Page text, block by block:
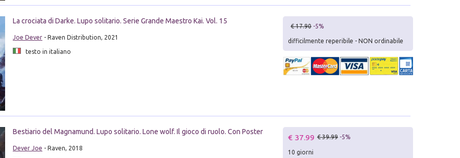
La crociata di Darke. Lupo solitario. Serie Grande Maestro Kai. Vol. 15
Joe Dever- Raven Distribution, 2021
testo in italiano
€ 17.90 -5%
difficilmente reperibile - NON ordinabile
Bestiario del Magnamund. Lupo solitario. Lone wolf. Il gioco di ruolo. Con Poster
Dever Joe - Raven, 2018
€ 37.99 € 39.99 -5%
10 giorni